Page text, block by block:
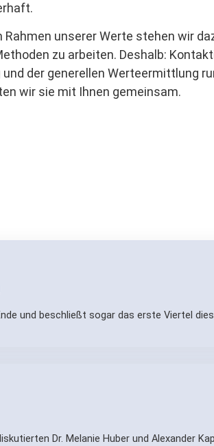
unserer Werte stehen wir
zu arbeiten. Deshalb:
der generellen Werteermittlung
wir sie mit Ihnen gemeinsam.
und beschließt sogar das erste Viertel
Dr. Melanie Huber und Alexander